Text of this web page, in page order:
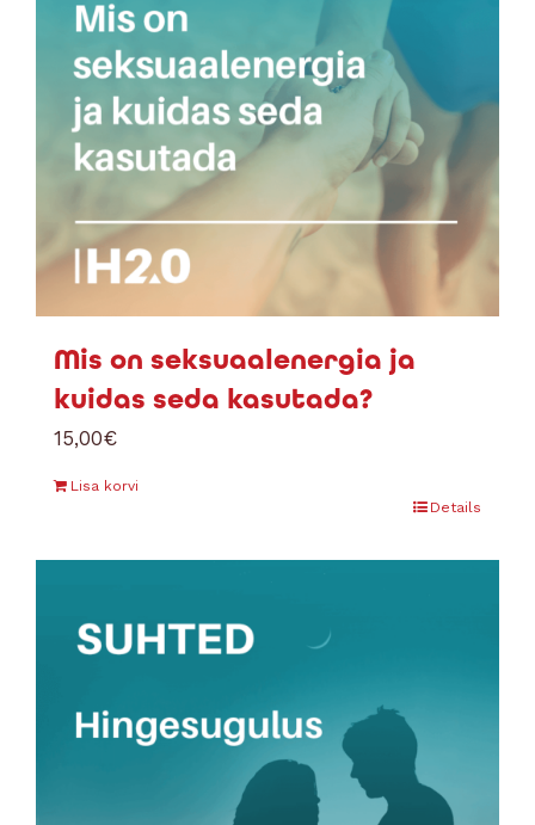
Mis on seksuaalenergia ja
kuidas seda kasutada?
15,00€
Lisa korvi
Details